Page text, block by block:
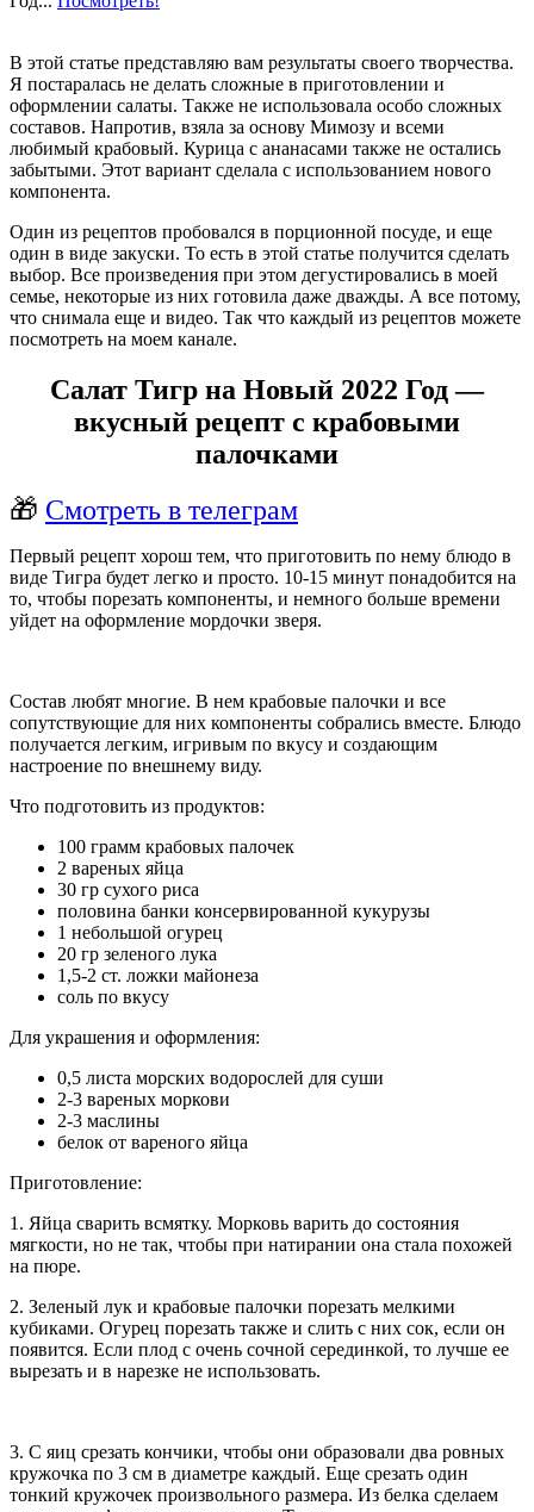
В этой статье представляю вам результаты своего творчества.
Я постаралась не делать сложные в приготовлении и
оформлении салаты. Также не использовала особо сложных
составов. Напротив, взяла за основу Мимозу и всеми
любимый крабовый. Курица с ананасами также не остались
забытыми. Этот вариант сделала с использованием нового
компонента.
Один из рецептов пробовался в порционной посуде, и еще
один в виде закуски. То есть в этой статье получится сделать
выбор. Все произведения при этом дегустировались в моей
семье, некоторые из них готовила даже дважды. А все потому,
что снимала еще и видео. Так что каждый из рецептов можете
посмотреть на моем канале.
Салат Тигр на Новый 2022 Год —
вкусный рецепт с крабовыми
палочками
🎁 Смотреть в телеграм
Первый рецепт хорош тем, что приготовить по нему блюдо в
виде Тигра будет легко и просто. 10-15 минут понадобится на
то, чтобы порезать компоненты, и немного больше времени
уйдет на оформление мордочки зверя.
Состав любят многие. В нем крабовые палочки и все
сопутствующие для них компоненты собрались вместе. Блюдо
получается легким, игривым по вкусу и создающим
настроение по внешнему виду.
Что подготовить из продуктов:
100 грамм крабовых палочек
2 вареных яйца
30 гр сухого риса
половина банки консервированной кукурузы
1 небольшой огурец
20 гр зеленого лука
1,5-2 ст. ложки майонеза
соль по вкусу
Для украшения и оформления:
0,5 листа морских водорослей для суши
2-3 вареных моркови
2-3 маслины
белок от вареного яйца
Приготовление:
1. Яйца сварить всмятку. Морковь варить до состояния
мягкости, но не так, чтобы при натирании она стала похожей
на пюре.
2. Зеленый лук и крабовые палочки порезать мелкими
кубиками. Огурец порезать также и слить с них сок, если он
появится. Если плод с очень сочной серединкой, то лучше ее
вырезать и в нарезке не использовать.
3. С яиц срезать кончики, чтобы они образовали два ровных
кружочка по 3 см в диаметре каждый. Еще срезать один
тонкий кружочек произвольного размера. Из белка сделаем